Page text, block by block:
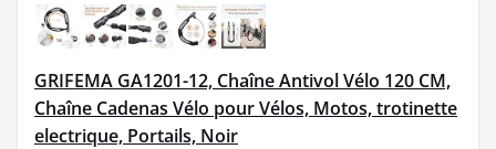
GRIFEMA GA1201-12, Chaîne Antivol Vélo 120 CM,
Chaîne Cadenas Vélo pour Vélos, Motos, trotinette
electrique, Portails, Noir